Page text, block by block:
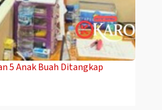
5 Anak Buah Ditangkap